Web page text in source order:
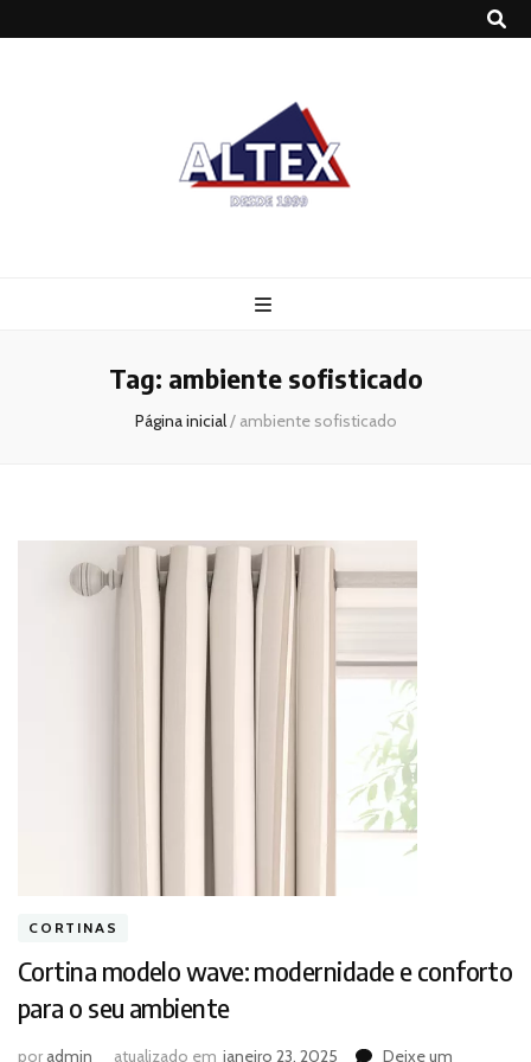
Tag: ambiente sofisticado
Página inicial/ ambiente sofisticado
CORTINAS
Cortina modelo wave: modernidade e conforto
para o seu ambiente
poradmin atualizado em janeiro 23, 2025 Deixe um